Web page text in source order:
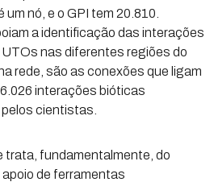
nó, e o GPI tem 20.810.
a identificação das interações
nas diferentes regiões do
rede, são as conexões que ligam
interações bióticas
cientistas.
trata, fundamentalmente, do
de ferramentas